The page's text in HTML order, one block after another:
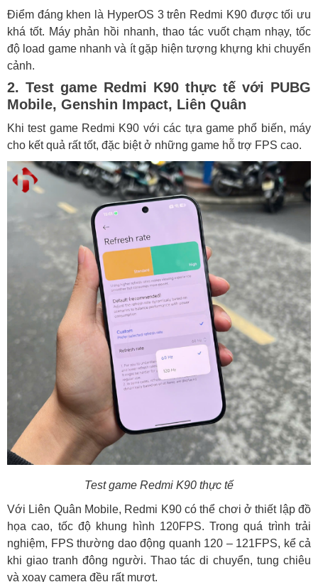
Điểm đáng khen là HyperOS 3 trên Redmi K90 được tối ưu
khá tốt. Máy phản hồi nhanh, thao tác vuốt chạm nhạy, tốc
độ load game nhanh và ít gặp hiện tượng khựng khi chuyển
cảnh.
2. Test game Redmi K90 thực tế với PUBG
Mobile, Genshin Impact, Liên Quân
Khi test game Redmi K90 với các tựa game phổ biến, máy
cho kết quả rất tốt, đặc biệt ở những game hỗ trợ FPS cao.
Test game Redmi K90 thực tế
Với Liên Quân Mobile, Redmi K90 có thể chơi ở thiết lập đồ
họa cao, tốc độ khung hình 120FPS. Trong quá trình trải
nghiệm, FPS thường dao động quanh 120 – 121FPS, kể cả
khi giao tranh đông người. Thao tác di chuyển, tung chiêu
và xoay camera đều rất mượt.